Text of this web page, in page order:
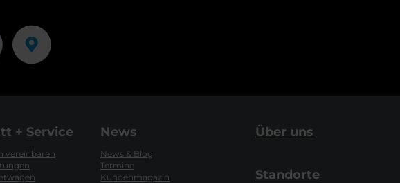
+ Service
vereinbaren
News
News & Blog
Termine
Kundenmagazin
Über uns
Standorte